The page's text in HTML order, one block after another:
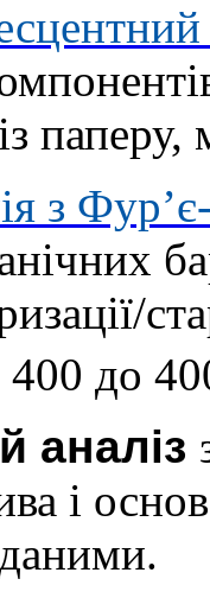
паперу,
з
400 до
аналіз
і